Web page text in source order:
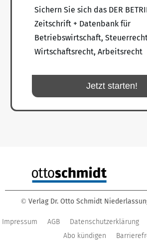
Sichern Sie sich das DER
Zeitschrift + Datenbank für
Betriebswirtschaft,
Wirtschaftsrecht, Arbeitsrecht
Jetzt starten!
© Verlag Dr. Otto Schmidt
Impressum AGB Datenschutzerklärung
Abo kündigen